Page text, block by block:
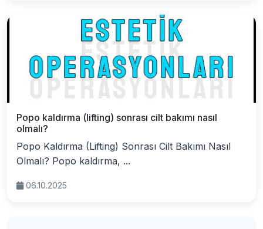
Popo kaldırma (lifting) sonrası cilt bakımı nasıl
olmalı?
Popo Kaldırma (Lifting) Sonrası Cilt Bakımı Nasıl
Olmalı? Popo kaldırma, ...
06.10.2025